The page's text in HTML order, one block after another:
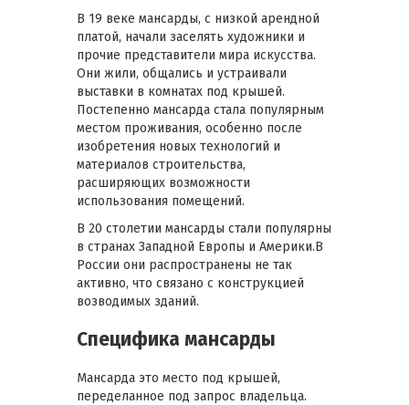
В 19 веке мансарды, с низкой арендной
платой, начали заселять художники и
прочие представители мира искусства.
Они жили, общались и устраивали
выставки в комнатах под крышей.
Постепенно мансарда стала популярным
местом проживания, особенно после
изобретения новых технологий и
материалов строительства,
расширяющих возможности
использования помещений.
В 20 столетии мансарды стали популярны
в странах Западной Европы и Америки.В
России они распространены не так
активно, что связано с конструкцией
возводимых зданий.
Специфика мансарды
Мансарда это место под крышей,
переделанное под запрос владельца.